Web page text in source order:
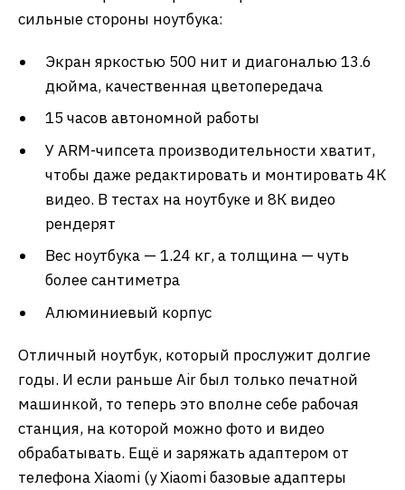
сильные стороны ноутбука:
Экран яркостью 500 нит и диагональю 13.6
дюйма, качественная цветопередача
15 часов автономной работы
У ARM-чипсета производительности хватит,
чтобы даже редактировать и монтировать 4К
видео. В тестах на ноутбуке и 8К видео
рендерят
Вес ноутбука — 1.24 кг, а толщина — чуть
более сантиметра
Алюминиевый корпус
Отличный ноутбук, который прослужит долгие
годы. И если раньше Air был только печатной
машинкой, то теперь это вполне себе рабочая
станция, на которой можно фото и видео
обрабатывать. Ещё и заряжать адаптером от
телефона Xiaomi (у Xiaomi базовые адаптеры